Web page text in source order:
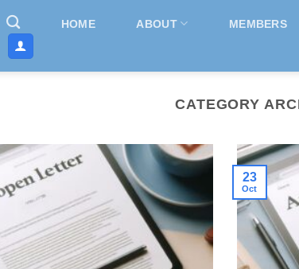
HOME ABOUT MEMBERS
CATEGORY
23
Oct